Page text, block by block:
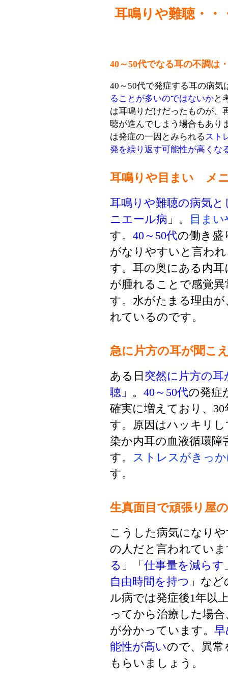
耳鳴りや難聴・・
40～50代でなる耳の不調は
40～50代で発症する耳の病気
ることが多いのではないかと
は耳鳴りだけだったものが、
聴が進んでしまう場合もあり
は発症の一因とみられるスト
発を繰り返す可能性が高くな
耳鳴りや目まい メ
耳鳴りや難聴の病気
ニエール病 」。
目ま
す。 40～50代の働き盛
がなりやすいと言わ
す。耳の奥にある内
が腫れることで感覚
す。水がたまる理由
れているのです。
急に片方の耳が聞こ
ある日 突然に片方の
聴」 。 40～50代の発症
確実に増えており、
す。原因はハッキリ
染か内耳の血液循環
す。 ストレスがきっ
す。
生真面目で頑張り屋
こうした病気になり
の人だと言われてい
る 」「 仕事量を減らす
自由時間を持つ 」な
ル病では発症後1年以
ってから治療した場
が分かっています。
能性が高いので、異常
もらいましょう。